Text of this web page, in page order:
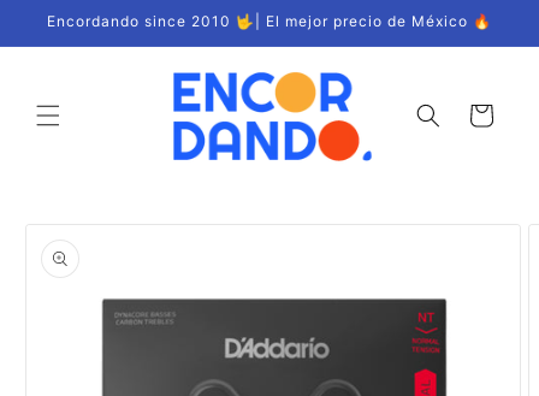
directamente
al contenido
Encordando since 2010 🤟| El mejor precio de México 🔥
Carrito
directamente
información